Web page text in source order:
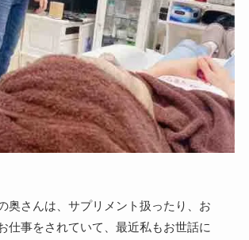
奥さんは、サプリメント扱ったり、お
仕事をされていて、最近私もお世話に